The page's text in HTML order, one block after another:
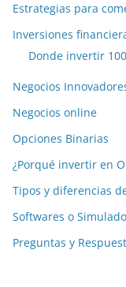
Estrategias para
Inversiones
Donde invertir
Negocios
Negocios online
Opciones Binarias
¿Porqué invertir en
Tipos y diferencias
Softwares o
Preguntas y